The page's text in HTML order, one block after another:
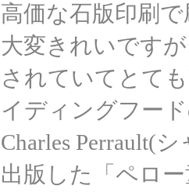
高価な石版印刷
大変きれいです
されていてとて
イディングフー
Charles Perrault(
出版した「ペロ